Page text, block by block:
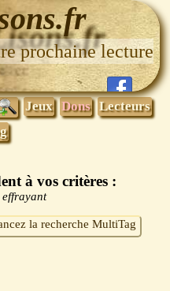
prochaine lecture
Jeux Dons Lecteurs
à vos critères :
effrayant
la recherche MultiTag